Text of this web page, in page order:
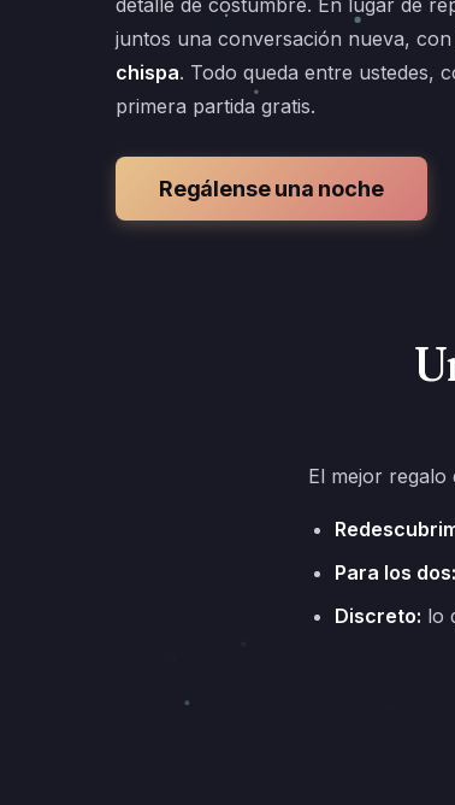
juntos una conversación nueva, con
chispa. Todo queda entre ustedes,
primera partida gratis.
Regálense una noche
El mejor
Para los dos:
Discreto: lo